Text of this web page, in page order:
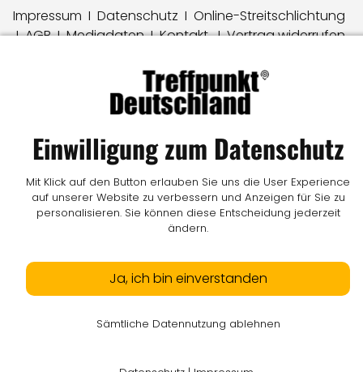
Impressum I Datenschutz I Online-Streitschlichtung
IAGBIMediadatenIKontaktIVertrag widerrufen
© LW Medien GmbH
Einwilligung zum Datenschutz
Mit Klick auf den Button erlauben Sie uns die User Experience
auf unserer Website zu verbessern und Anzeigen für Sie zu
personalisieren. Sie können diese Entscheidung jederzeit
ändern.
Ja, ich bin einverstanden
Sämtliche Datennutzung ablehnen